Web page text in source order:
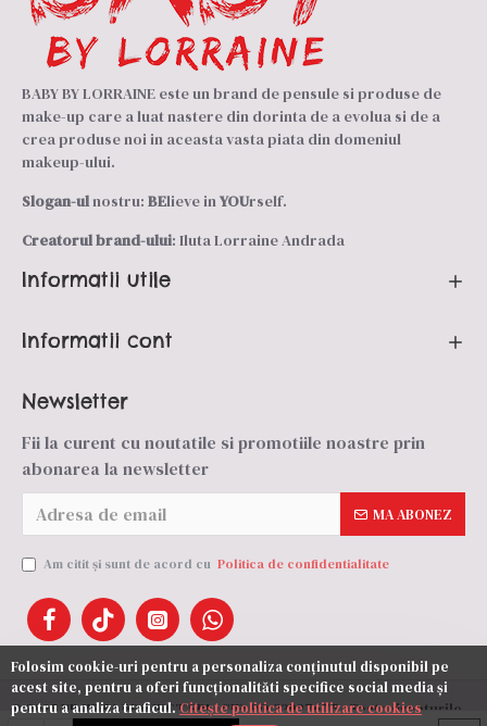
BABY BY LORRAINE este un brand de pensule si produse de
make-up care a luat nastere din dorinta de a evolua si de a
crea produse noi in aceasta vasta piata din domeniul
makeup-ului.
Slogan-ulnostru: BElieve inYOUrself.
Creatorul brand-ului: Iluta Lorraine Andrada
Informatii utile
Informatii cont
Newsletter
Fii la curent cu noutatile si promotiile noastre prin
abonarea la newsletter
MA ABONEZ
Am citit şi sunt de acord cu Politica de confidentialitate
© 2025 NB ZRZA PROJECT SRL, CIF: RO 33927675 - Toate drepturile
Folosim cookie-uri pentru a personaliza conținutul disponibil pe
acest site, pentru a oferi funcționalităti specifice social media și
pentru a analiza traficul.Citește politica de utilizare cookies